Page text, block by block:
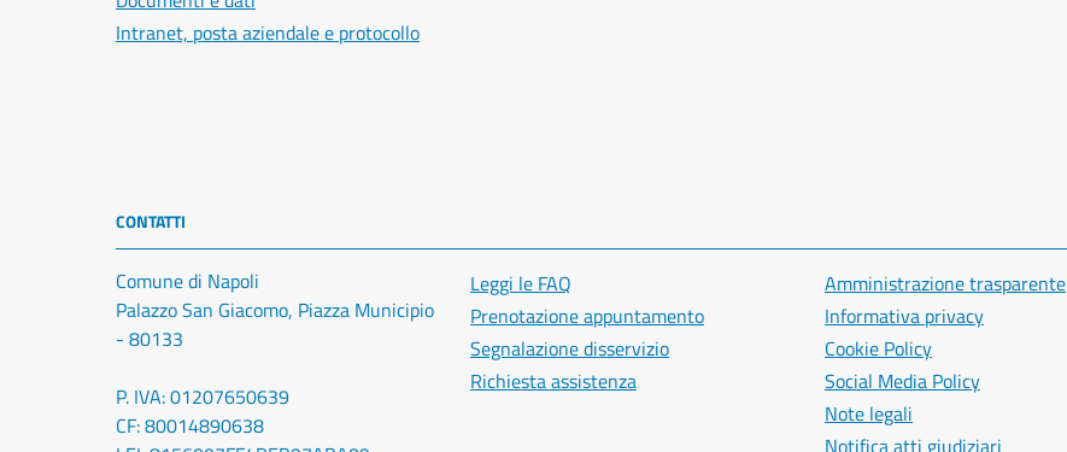
Intranet, posta aziendale e protocollo
CONTATTI
Comune di Napoli
Palazzo San Giacomo, Piazza Municipio
- 80133
P. IVA: 01207650639
CF: 80014890638
Leggi le FAQ
Prenotazione appuntamento
Segnalazione disservizio
Richiesta assistenza
Amministrazione trasparente
Informativa privacy
Cookie Policy
Social Media Policy
Note legali